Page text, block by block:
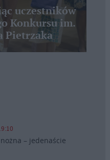
uczestników
Konkursu im.
Pietrzaka
nożna – jedenaście